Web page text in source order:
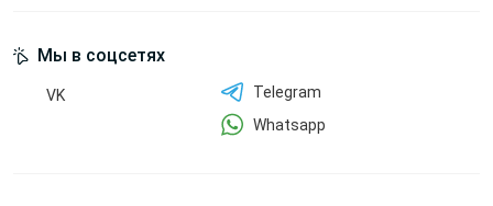
Мы в соцсетях
VK
Telegram
Whatsapp